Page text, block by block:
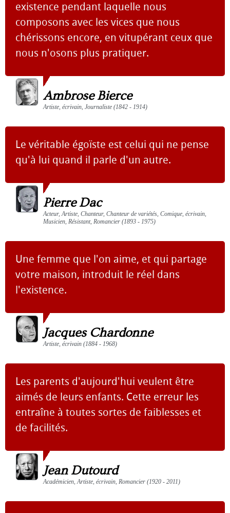
existence pendant laquelle nous
composons avec les vices que nous
chérissons encore, en vitupérant ceux que
nous n'osons plus pratiquer.
Ambrose Bierce
Artiste, écrivain, Journaliste (1842 - 1914)
Le véritable égoïste est celui qui ne pense
qu'à lui quand il parle d'un autre.
Pierre Dac
Acteur, Artiste, Chanteur, Chanteur de variétés, Comique, écrivain,
Musicien, Résistant, Romancier (1893 - 1975)
Une femme que l'on aime, et qui partage
votre maison, introduit le réel dans
l'existence.
Jacques Chardonne
Artiste, écrivain (1884 - 1968)
Les parents d'aujourd'hui veulent être
aimés de leurs enfants. Cette erreur les
entraîne à toutes sortes de faiblesses et
de facilités.
Jean Dutourd
Académicien, Artiste, écrivain, Romancier (1920 - 2011)